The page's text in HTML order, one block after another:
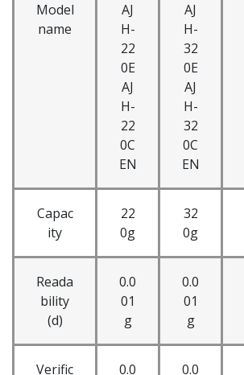
Model
name
AJ
H-
22
0E
AJ
H-
22
0C
EN
AJ
H-
32
0E
AJ
H-
32
0C
EN
Capac
ity
22
0g
32
0g
Reada
bility
(d)
0.0
01
g
0.0
01
g
Verific
0.0
0.0